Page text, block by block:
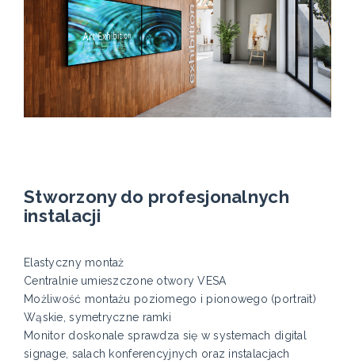
Stworzony do profesjonalnych
instalacji
Elastyczny montaż
Centralnie umieszczone otwory VESA
Możliwość montażu poziomego i pionowego (portrait)
Wąskie, symetryczne ramki
Monitor doskonale sprawdza się w systemach digital
signage, salach konferencyjnych oraz instalacjach